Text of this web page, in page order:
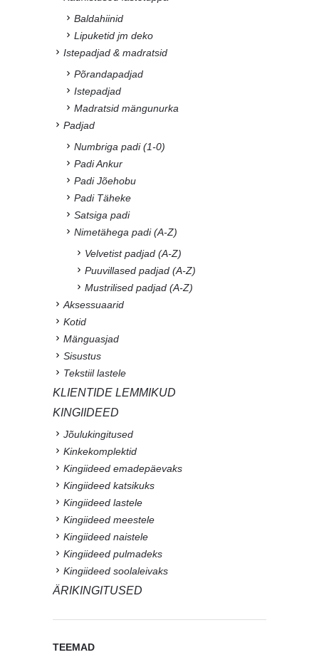
Baldahiinid
Lipuketid jm deko
Istepadjad & madratsid
Põrandapadjad
Istepadjad
Madratsid mängunurka
Padjad
Numbriga padi (1-0)
Padi Ankur
Padi Jõehobu
Padi Täheke
Satsiga padi
Nimetähega padi (A-Z)
Velvetist padjad (A-Z)
Puuvillased padjad (A-Z)
Mustrilised padjad (A-Z)
Aksessuaarid
Kotid
Mänguasjad
Sisustus
Tekstiil lastele
KLIENTIDE LEMMIKUD
KINGIIDEED
Jõulukingitused
Kinkekomplektid
Kingiideed emadepäevaks
Kingiideed katsikuks
Kingiideed lastele
Kingiideed meestele
Kingiideed naistele
Kingiideed pulmadeks
Kingiideed soolaleivaks
ÄRIKINGITUSED
TEEMAD